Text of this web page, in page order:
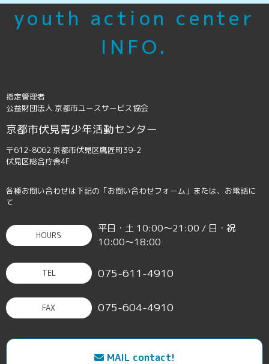
youth action center
INFO.
指定管理者
公益財団法人 京都市ユースサービス協会
京都市伏見青少年活動センター
〒612-8062 京都市伏見区鷹匠町39-2
伏見区総合庁舎4F
各種お問い合わせは下記の「お問い合わせフォーム」または、お電話に
て
HOURS
平日・土 10:00〜21:00 / 日・祝
10:00〜18:00
TEL 075-611-4910
FAX 075-604-4910
MAIL contact!